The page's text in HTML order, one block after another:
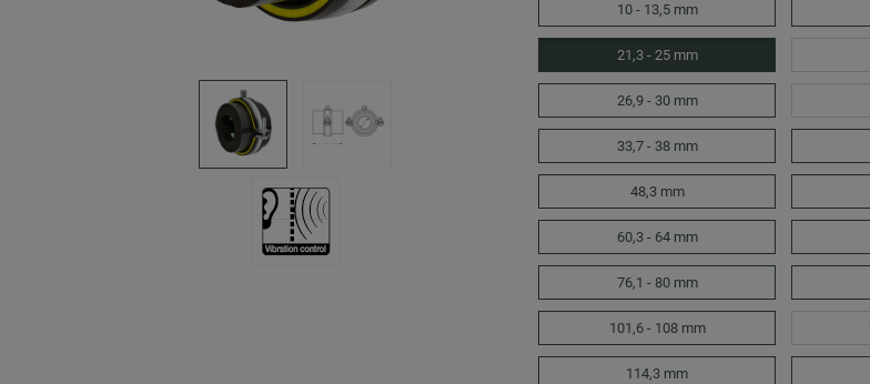
10 - 13,5 mm
21,3 - 25 mm
26,9 - 30 mm
33,7 - 38 mm
48,3 mm
60,3 - 64 mm
76,1 - 80 mm
101,6 - 108 mm
114,3 mm